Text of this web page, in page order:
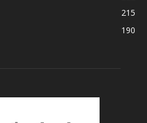
215
190